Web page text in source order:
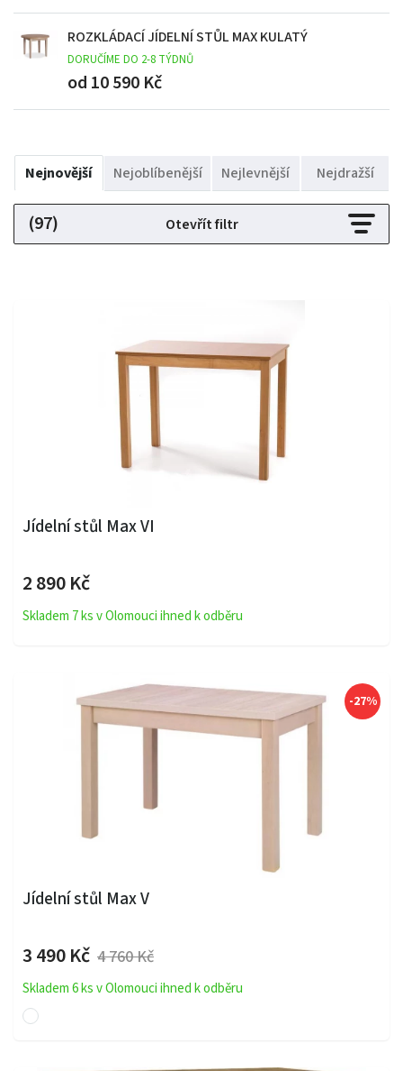
ROZKLÁDACÍ JÍDELNÍ STŮL MAX KULATÝ
DORUČÍME DO 2-8 TÝDNŮ
od 10 590 Kč
Nejnovější Nejoblíbenější Nejlevnější Nejdražší
(97) Otevřít filtr
Jídelní stůl Max VI
2 890 Kč
Skladem 7 ks v Olomouci ihned k odběru
-27%
Jídelní stůl Max V
3 490 Kč 4 760 Kč
Skladem 6 ks v Olomouci ihned k odběru